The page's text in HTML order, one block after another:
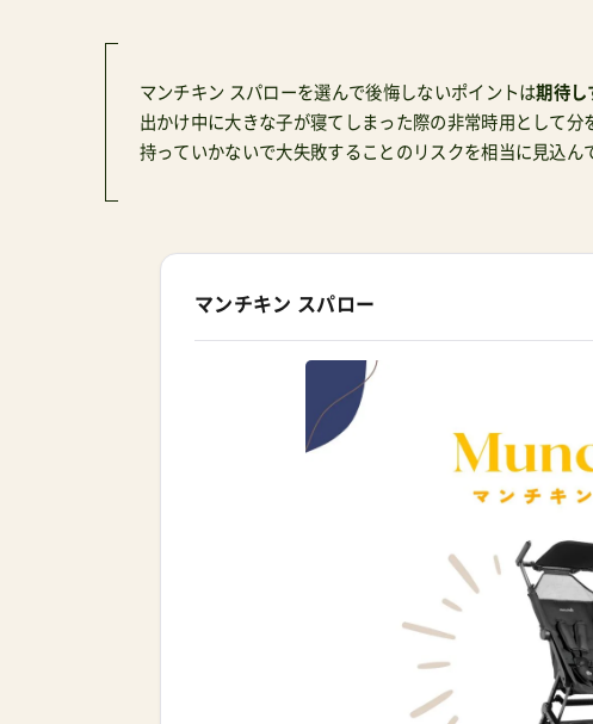
マンチキン スパローを選んで後悔しないポイントは期待し
出かけ中に大きな子が寝てしまった際の非常時用として
持っていかないで大失敗することのリスクを相当に見込
マンチキン スパロー